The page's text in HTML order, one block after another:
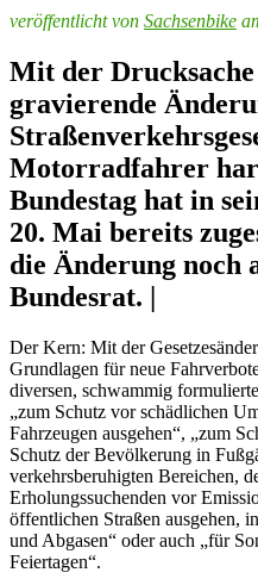
veröffentlicht von Sachsenbike
Mit der Drucksache
gravierende
Motorradfahrer
Bundestag hat in
20. Mai bereits
die Änderung noch
Bundesrat. |
Der Kern: Mit der
Grundlagen für neue
diversen, schwammig
„zum Schutz vor schädlichen
Fahrzeugen ausgehen“, „zum
Schutz der Bevölkerung in
verkehrsberuhigten Bereichen,
Erholungssuchenden vor
öffentlichen Straßen ausgehen,
und Abgasen“ oder auch „für
Feiertagen“.